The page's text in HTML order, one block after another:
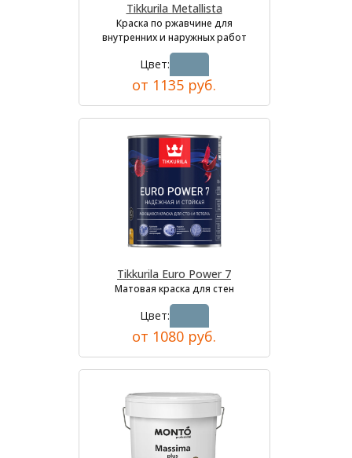
Tikkurila Metallista
Краска по ржавчине для
внутренних и наружных работ
Цвет:
от 1135 руб.
Tikkurila Euro Power 7
Матовая краска для стен
Цвет:
от 1080 руб.